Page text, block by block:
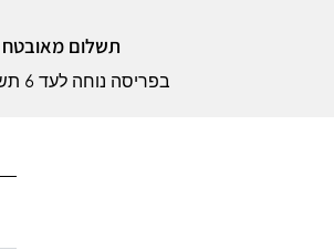
תשלום מאובטח
בפריסה נוחה לעד 6 תשלומים